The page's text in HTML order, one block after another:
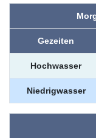
Gezeiten
Hochwasser
Niedrigwasser